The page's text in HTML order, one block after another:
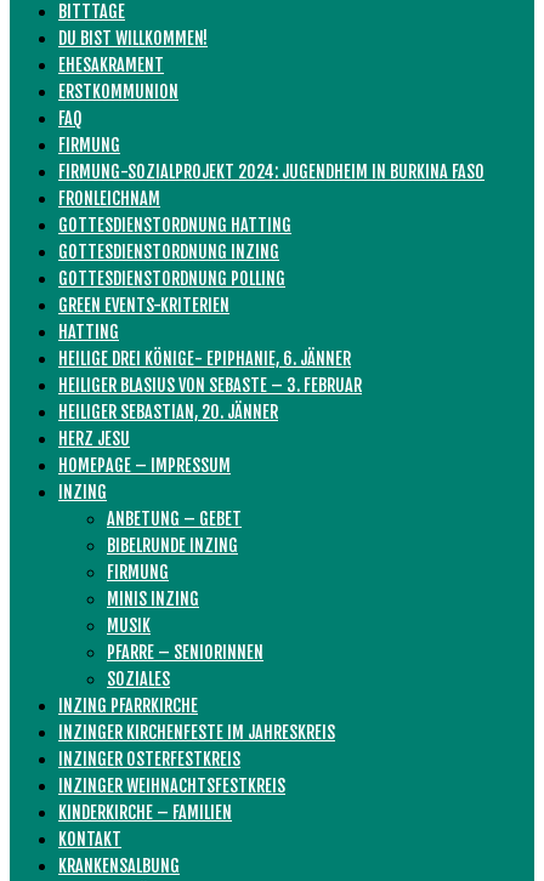
BITTTAGE
DU BIST WILLKOMMEN!
EHESAKRAMENT
ERSTKOMMUNION
FAQ
FIRMUNG
FIRMUNG-SOZIALPROJEKT 2024: JUGENDHEIM IN BURKINA FASO
FRONLEICHNAM
GOTTESDIENSTORDNUNG HATTING
GOTTESDIENSTORDNUNG INZING
GOTTESDIENSTORDNUNG POLLING
GREEN EVENTS-KRITERIEN
HATTING
HEILIGE DREI KÖNIGE- EPIPHANIE, 6. JÄNNER
HEILIGER BLASIUS VON SEBASTE – 3. FEBRUAR
HEILIGER SEBASTIAN, 20. JÄNNER
HERZ JESU
HOMEPAGE – IMPRESSUM
INZING
ANBETUNG – GEBET
BIBELRUNDE INZING
FIRMUNG
MINIS INZING
MUSIK
PFARRE – SENIORINNEN
SOZIALES
INZING PFARRKIRCHE
INZINGER KIRCHENFESTE IM JAHRESKREIS
INZINGER OSTERFESTKREIS
INZINGER WEIHNACHTSFESTKREIS
KINDERKIRCHE – FAMILIEN
KONTAKT
KRANKENSALBUNG